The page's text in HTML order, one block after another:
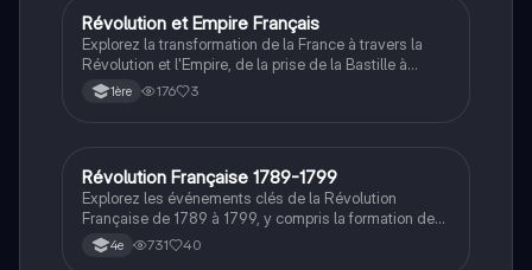
tumultueuse de l'histoire française.
Histoire
Révolution et Empire Français
Explorez la transformation de la France à travers la
Révolution et l'Empire, de la prise de la Bastille à
l'établissement du Code Napoléon. Ce résumé couvre
les événements clés, les figures majeures comme
1ère 176 3
Histoire
Révolution Française 1789-1799
Explorez les événements clés de la Révolution
Française de 1789 à 1799, y compris la formation de
l'Assemblée Nationale, la prise de la Bastille, la
Déclaration des Droits de l'Homme et du Citoyen, et la
4e 731 40